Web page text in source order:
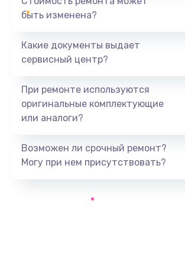
Ремонт южного моста
Замена батарейки BIOS
Заказать
быть изменена?
Какие документы выдает
сервисный центр?
При ремонте используются
оригинальные комплектующие
или аналоги?
Возможен ли срочный ремонт?
Могу при нем присутствовать?